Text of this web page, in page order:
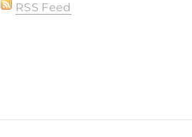
RSS Feed